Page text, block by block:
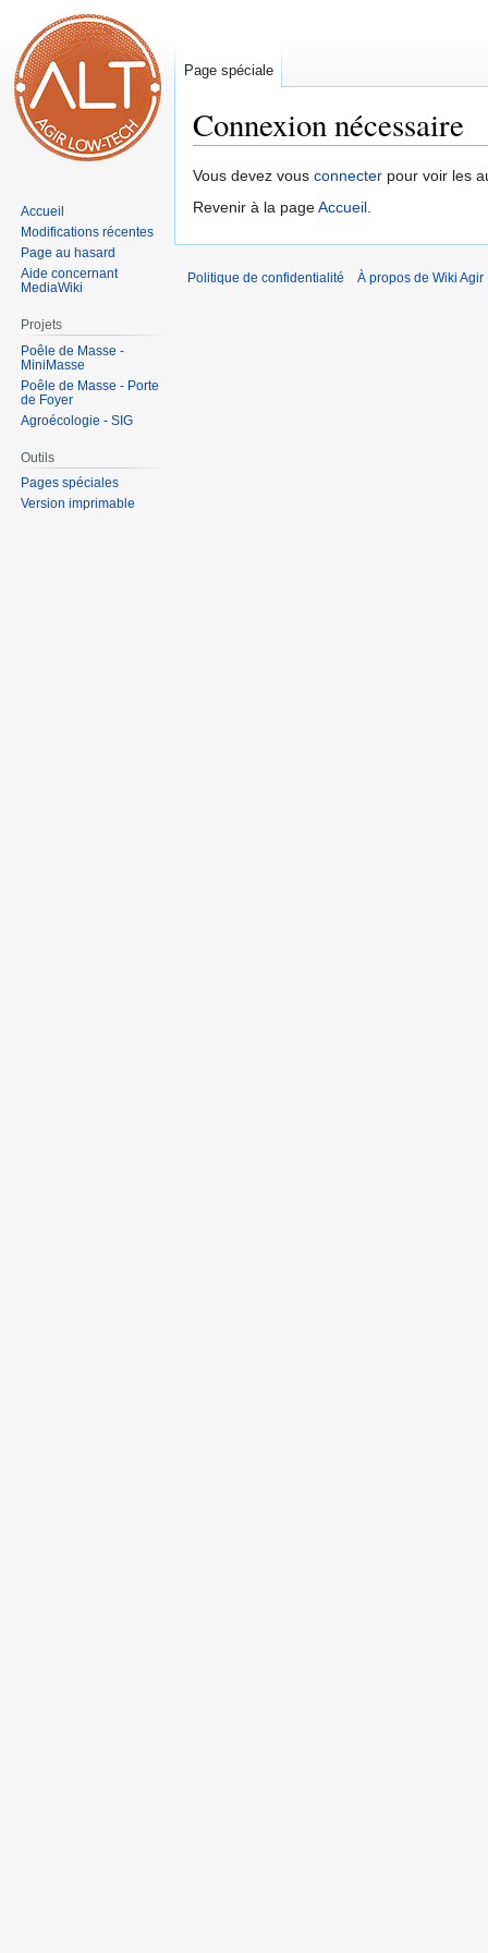
Connexion nécessaire
Aller
à
navigation
Aller
à
recherche
Vous devez vous connecter pour voir les
Revenir à la pageAccueil.
Page spéciale
Accueil
Modifications récentes
Page au hasard
Aide concernant
MediaWiki
Projets
Poêle de Masse -
MiniMasse
Poêle de Masse - Porte
de Foyer
Agroécologie - SIG
Outils
Pages spéciales
Version imprimable
Politique de confidentialité À propos de Wiki Agir